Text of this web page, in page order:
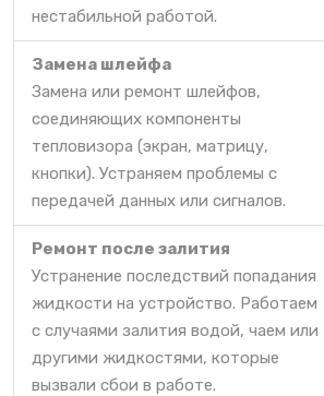
нестабильной работой.
Замена шлейфа
Замена или ремонт шлейфов,
соединяющих компоненты
тепловизора (экран, матрицу,
кнопки). Устраняем проблемы с
передачей данных или сигналов.
Ремонт после залития
Устранение последствий попадания
жидкости на устройство. Работаем
с случаями залития водой, чаем или
другими жидкостями, которые
вызвали сбои в работе.